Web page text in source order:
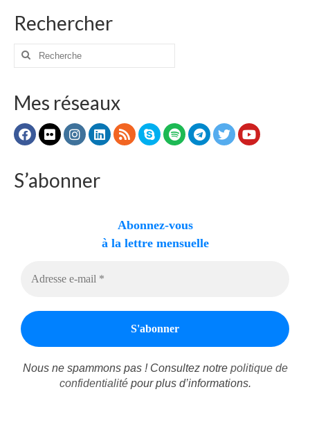
Autres Vidéos
Apprendre
Conférences, Retraites
Autres Enseignements
Retraites
Partagez votre prière
Prochaines Messes
Rechercher
Rechercher
Mes réseaux
S’abonner
Abonnez-vous
à la lettre mensuelle
Nous ne spammons pas ! Consultez notre politique de
confidentialitépour plus d’informations.